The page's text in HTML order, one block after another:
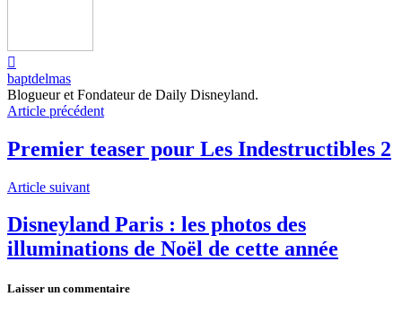
baptdelmas
Blogueur et Fondateur de Daily Disneyland.
Article précédent
Premier teaser pour Les Indestructibles 2
Article suivant
Disneyland Paris : les photos des
illuminations de Noël de cette année
Laisser un commentaire